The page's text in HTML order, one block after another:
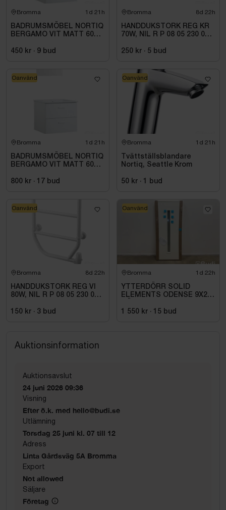
Färg: Krom och klar
Höjd: 190 cm
Bredd: 90 cm
Djup: 90 cm
Glas: Klar
Utrymme för utanpåliggande rör: 12 mm
Produkten är en retur och har skadat emballage.
Bromma 1d 21h
BADRUMSMÖBEL NORTIQ
BERGAMO VIT MATT 60
450 kr · 9 bud
Bromma 8d 22h
HANDDUKSTORK REG KR
70W, NIL R P 08 05 230 01
250 kr · 5 bud
Bromma 1d 21h
BADRUMSMÖBEL NORTIQ
BERGAMO VIT MATT 60
800 kr · 17 bud
Oanvänd
Bromma 1d 21h
Tvättställsblandare
Nortiq, Seattle Krom
50 kr · 1 bud
Oanvänd
Bromma 8d 22h
HANDDUKSTORK REG VI
80W, NIL R P 08 05 230 01 1
150 kr · 3 bud
Oanvänd
Bromma 1d 22h
YTTERDÖRR SOLID
ELEMENTS ODENSE 9X20
1 550 kr · 15 bud
Oanvänd
Auktionsinformation
Auktionsavslut
24 juni 2026 09:36
Visning
Efter ö.k. med hello@budi.se
Utlämning
Torsdag 25 juni kl. 07 till 12
Adress
Linta Gårdsväg 5A Bromma
Export
Not allowed
Säljare
Företag